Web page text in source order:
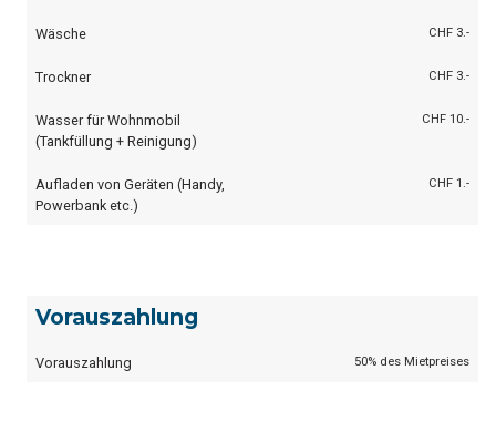
Wäsche CHF 3.-
Trockner CHF 3.-
Wasser für Wohnmobil
(Tankfüllung + Reinigung)
CHF 10.-
Aufladen von Geräten (Handy,
Powerbank etc.)
CHF 1.-
Vorauszahlung
Vorauszahlung 50% des Mietpreises